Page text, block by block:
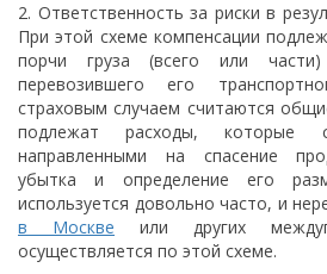
2. Ответственность за риски в
При этой схеме компенсации
порчи груза (всего или
перевозившего его
страховым случаем считаются
подлежат расходы, которые
направленными на спасение
убытка и определение его
используется довольно часто, и
в Москве или других
осуществляется по этой схеме.